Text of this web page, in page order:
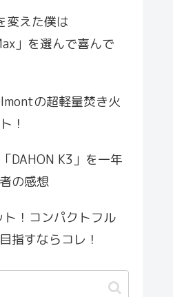
変えた僕は
」を選んで喜んで
の超軽量焚き火
！
DAHON K3」を一年
の感想
！コンパクトフル
指すならコレ！